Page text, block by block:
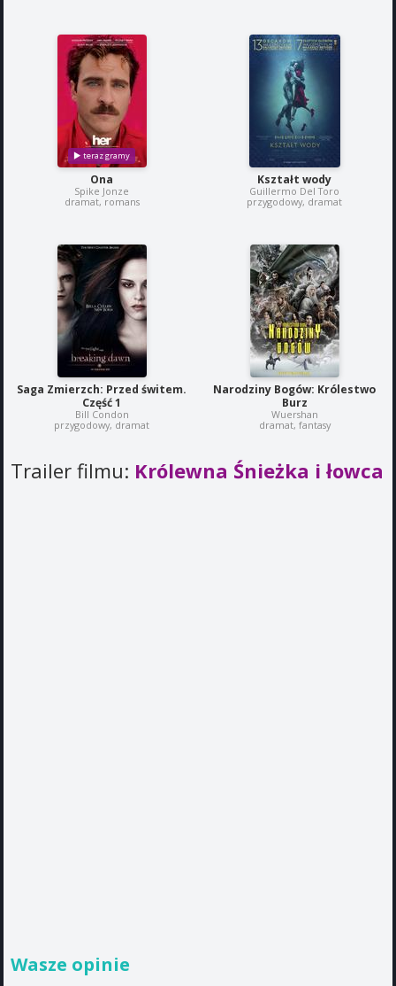
Ona
Spike Jonze
dramat, romans
Kształt wody
Guillermo Del Toro
przygodowy, dramat
Saga Zmierzch: Przed świtem.
Część 1
Bill Condon
przygodowy, dramat
Narodziny Bogów: Królestwo
Burz
Wuershan
dramat, fantasy
Trailer filmu: Królewna Śnieżka i łowca
Wasze opinie